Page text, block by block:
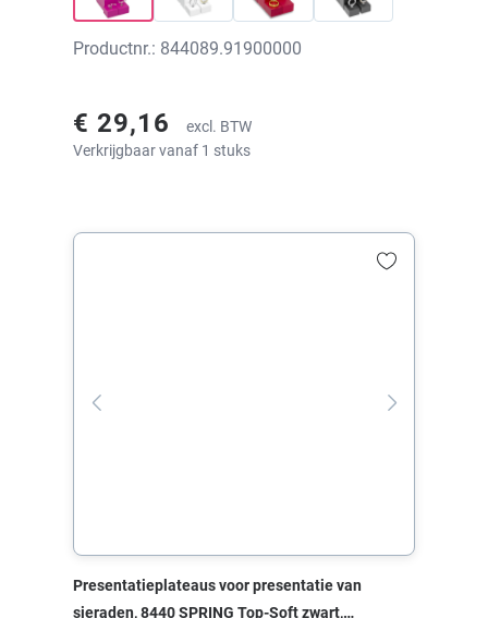
Productnr.: 844089.91900000
€ 29,16
excl. BTW
Verkrijgbaar vanaf 1 stuks
Presentatieplateaus voor presentatie van
sieraden, 8440 SPRING Top-Soft zwart,